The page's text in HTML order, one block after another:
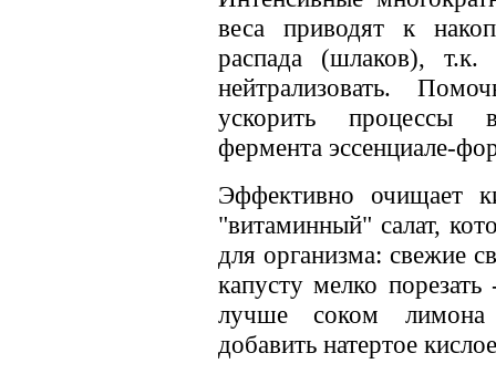
веса приводят к
распада (шлаков), т.к.
нейтрализовать.
ускорить процессы
фермента эссенциале-
Эффективно очищает
"витаминный" салат,
для организма: свежие
капусту мелко
лучше соком лимона
добавить натертое